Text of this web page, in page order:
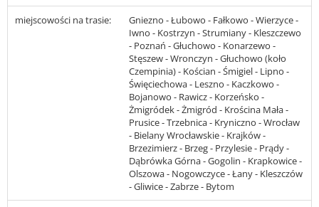
miejscowości na trasie:
Gniezno - Łubowo - Fałkowo - Wierzyce -
Iwno - Kostrzyn - Strumiany - Kleszczewo
- Poznań - Głuchowo - Konarzewo -
Stęszew - Wronczyn - Głuchowo (koło
Czempinia) - Kościan - Śmigiel - Lipno -
Święciechowa - Leszno - Kaczkowo -
Bojanowo - Rawicz - Korzeńsko -
Żmigródek - Żmigród - Krościna Mała -
Prusice - Trzebnica - Kryniczno - Wrocław
- Bielany Wrocławskie - Krajków -
Brzezimierz - Brzeg - Przylesie - Prądy -
Dąbrówka Górna - Gogolin - Krapkowice -
Olszowa - Nogowczyce - Łany - Kleszczów
- Gliwice - Zabrze - Bytom